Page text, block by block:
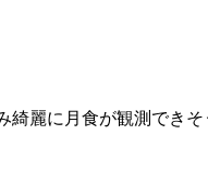
麗に月食が観測できそ